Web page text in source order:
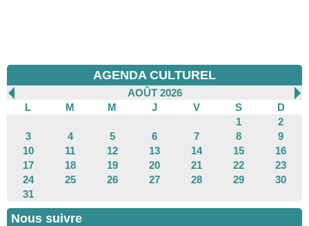
AGENDA CULTUREL
AOÛT 2026
L
M M J V S
D
1
2
3
4 5 6 7 8
9
10
11 12 13 14 15
16
17
18 19 20 21 22
23
24
25 26 27 28 29
30
31
Nous suivre